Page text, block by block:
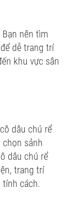
nên tìm
dễ trang trí
khu vực sân
dâu chú rể
sảnh
dâu chú rể
trang trí
cách.